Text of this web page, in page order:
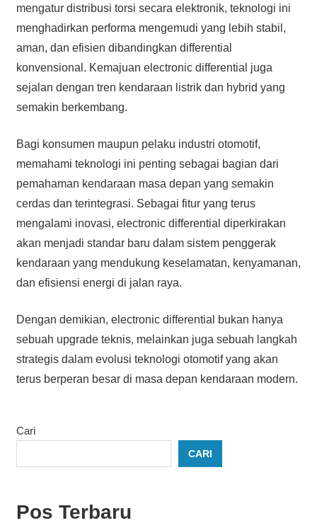
mengatur distribusi torsi secara elektronik, teknologi ini
menghadirkan performa mengemudi yang lebih stabil,
aman, dan efisien dibandingkan differential
konvensional. Kemajuan electronic differential juga
sejalan dengan tren kendaraan listrik dan hybrid yang
semakin berkembang.
Bagi konsumen maupun pelaku industri otomotif,
memahami teknologi ini penting sebagai bagian dari
pemahaman kendaraan masa depan yang semakin
cerdas dan terintegrasi. Sebagai fitur yang terus
mengalami inovasi, electronic differential diperkirakan
akan menjadi standar baru dalam sistem penggerak
kendaraan yang mendukung keselamatan, kenyamanan,
dan efisiensi energi di jalan raya.
Dengan demikian, electronic differential bukan hanya
sebuah upgrade teknis, melainkan juga sebuah langkah
strategis dalam evolusi teknologi otomotif yang akan
terus berperan besar di masa depan kendaraan modern.
Cari
CARI
Pos Terbaru